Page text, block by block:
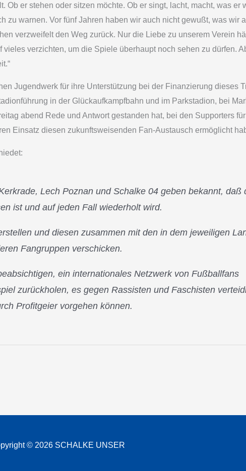
er stehen oder sitzen möchte. Ob er singt, lacht, macht, was er
zu warnen. Vor fünf Jahren haben wir auch nicht gewußt, was wir
verzweifelt den Weg zurück. Nur die Liebe zu unserem Verein
verzichten, um die Spiele überhaupt noch sehen zu dürfen.
Jugendwerk für ihre Unterstützung bei der Finanzierung dieses
in der Glückaufkampfbahn und im Parkstadion, bei
abend Rede und Antwort gestanden hat, bei den Supporters
Einsatz diesen zukunftsweisenden Fan-Austausch ermöglicht
Lech Poznan und Schalke 04 geben bekannt, daß
ist und auf jeden Fall wiederholt wird.
und diesen zusammen mit den in dem jeweiligen
Fangruppen verschicken.
ein internationales Netzwerk von Fußballfans
zurückholen, es gegen Rassisten und Faschisten
Profitgeier vorgehen können.
© 2026 SCHALKE UNSER